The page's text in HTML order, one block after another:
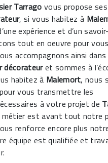
Tarrago vous propose
, si vous habitez à
expérience et d’un
tout en oeuvre pour vous
accompagnons ainsi
décorateuret sommes à
habitez à Malemort, nous
vous transmettre les
à votre projet de
est avant tout notre
renforce encore plus
équipe est qualifiée et